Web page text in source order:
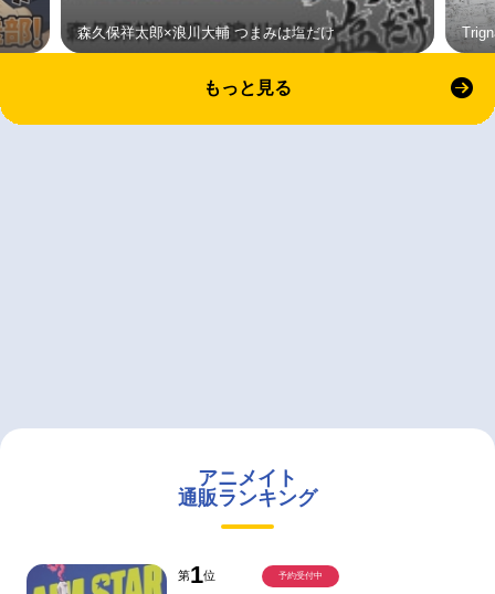
森久保祥太郎×浪川大輔 つまみは塩だけ
もっと見る
アニメイト
通販ランキング
第1位 予約受付中